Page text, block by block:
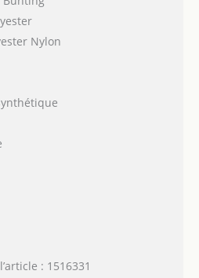
Nylon
: 1516331